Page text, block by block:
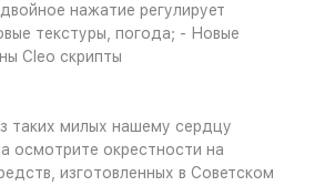
нажатие регулирует
текстуры, погода; - Новые
Cleo скрипты
таких милых нашему сердцу
осмотрите окрестности на
изготовленных в Советском